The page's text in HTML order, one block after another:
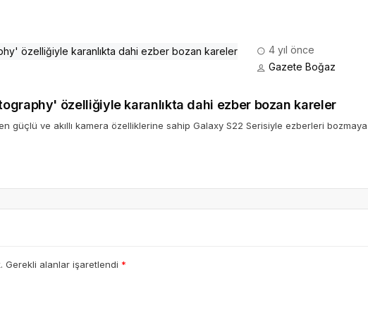
4 yıl önce
Gazete Boğaz
özelliğiyle karanlıkta dahi ezber bozan kareler
güçlü ve akıllı kamera özelliklerine sahip Galaxy S22 Serisiyle ezberleri bozmaya
Gerekli alanlar işaretlendi *